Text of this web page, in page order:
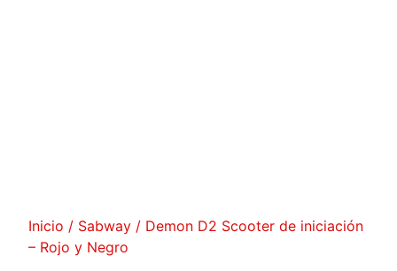
Inicio / Sabway / Demon D2 Scooter de iniciación
– Rojo y Negro